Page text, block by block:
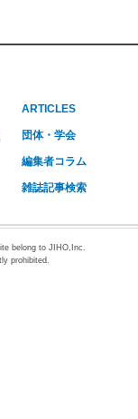
ARTICLES
団体・学会
編集者コラム
雑誌記事検索
belong to JIHO,Inc.
prohibited.